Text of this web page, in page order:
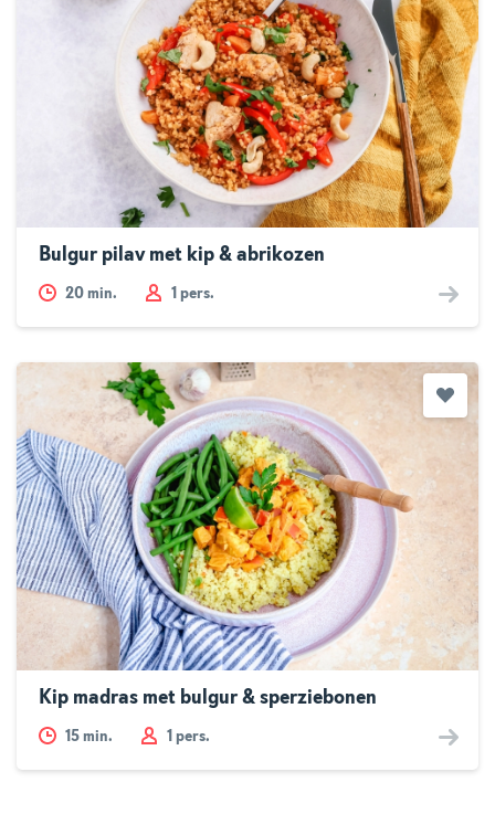
Bulgur pilav met kip & abrikozen
20 min. 1 pers.
Kip madras met bulgur & sperziebonen
15 min. 1 pers.